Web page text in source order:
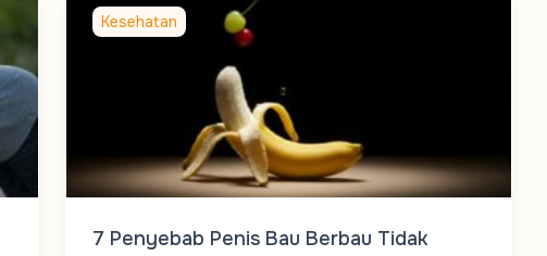
Kesehatan
7 Penyebab Penis Bau Berbau Tidak